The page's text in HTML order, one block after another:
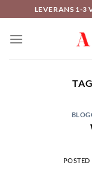
till
innehåll
LEVERANS 1-3
POSTED